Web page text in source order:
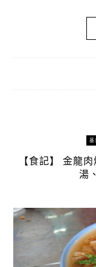
基
【食記】 金龍
湯